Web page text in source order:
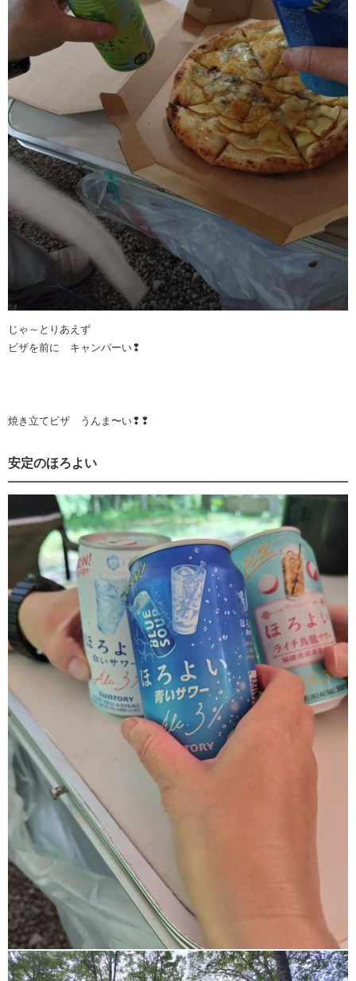
じゃ～とりあえず
ビザを前に キャンパーい❢
焼き立てビザ うんま〜い❢❢
安定のほろよい